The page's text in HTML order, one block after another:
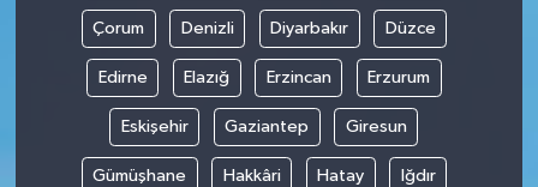
Çorum Denizli Diyarbakır Düzce
Edirne Elazığ Erzincan Erzurum
Eskişehir Gaziantep Giresun
Gümüşhane Hakkâri Hatay Iğdır